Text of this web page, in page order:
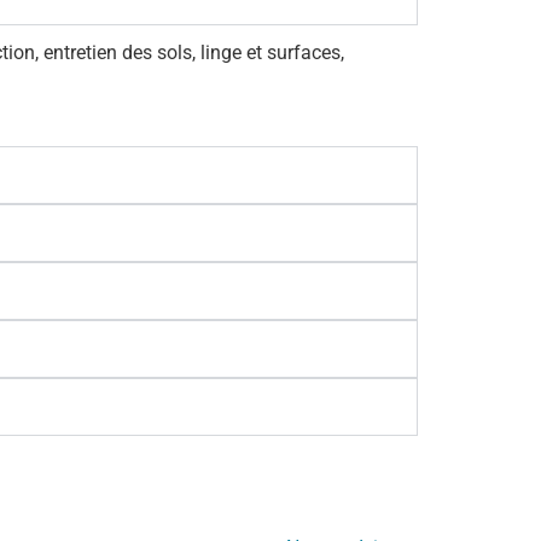
entretien des sols, linge et surfaces,